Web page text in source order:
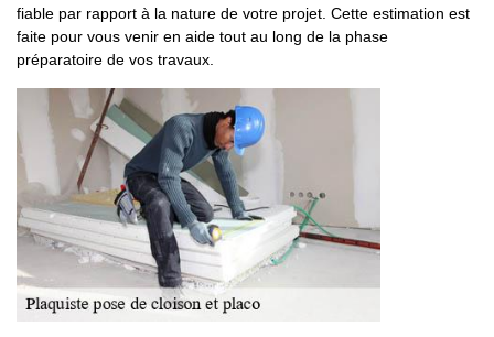
fiable par rapport à la nature de votre projet. Cette estimation est
faite pour vous venir en aide tout au long de la phase
préparatoire de vos travaux.